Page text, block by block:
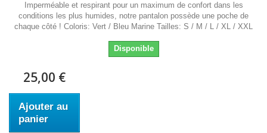
Imperméable et respirant pour un maximum de confort dans les
conditions les plus humides, notre pantalon possède une poche de
chaque côté ! Coloris: Vert / Bleu Marine Tailles: S / M / L / XL / XXL
Disponible
25,00 €
Ajouter au
panier